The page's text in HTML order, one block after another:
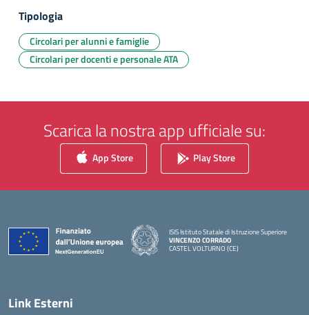
Tipologia
Circolari per alunni e famiglie
Circolari per docenti e personale ATA
Scarica la nostra app ufficiale su:
App Store Play Store
ISIS Istituto Statale di Istruzione Superiore
VINCENZO CORRADO
CASTEL VOLTURNO (CE)
Link Esterni